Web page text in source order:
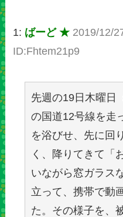
1: ばーど ★ 2019/12/
ID:Fhtem21p9
先週の19日木曜日
の国道12号線を走
を浴びせ、先に回
く、降りてきて「
いながら窓ガラス
立って、携帯で動
た。その様子を、